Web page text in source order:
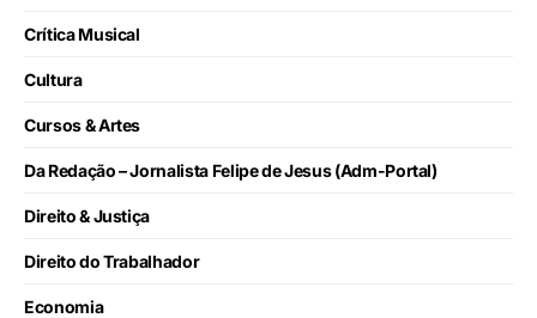
Crítica Musical
Cultura
Cursos & Artes
Da Redação – Jornalista Felipe de Jesus (Adm-Portal)
Direito & Justiça
Direito do Trabalhador
Economia